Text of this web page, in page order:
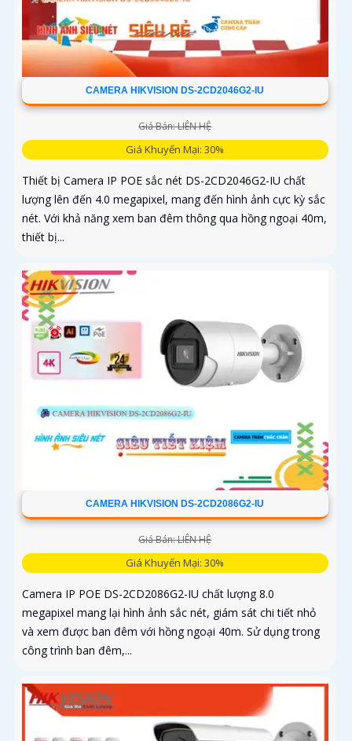
CAMERA HIKVISION DS-2CD2046G2-IU
Giá Bán: LIÊN HỆ
Giá Khuyến Mại: 30%
Thiết bị Camera IP POE sắc nét DS-2CD2046G2-IU chất
lượng lên đến 4.0 megapixel, mang đến hình ảnh cực kỳ sắc
nét. Với khả năng xem ban đêm thông qua hồng ngoại 40m,
thiết bị...
CAMERA HIKVISION DS-2CD2086G2-IU
Giá Bán: LIÊN HỆ
Giá Khuyến Mại: 30%
Camera IP POE DS-2CD2086G2-IU chất lượng 8.0
megapixel mang lại hình ảnh sắc nét, giám sát chi tiết nhỏ
và xem được ban đêm với hồng ngoại 40m. Sử dụng trong
công trình ban đêm,...